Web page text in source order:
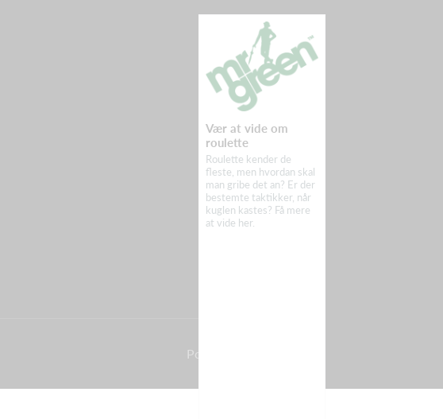
Vær at vide om
roulette
Roulette kender de
fleste, men hvordan skal
man gribe det an? Er der
bestemte taktikker, når
kuglen kastes? Få mere
at vide her.
Powered by Holdsport